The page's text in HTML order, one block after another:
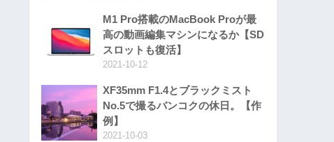
M1 Pro搭載のMacBook Proが最
高の動画編集マシンになるか【SD
スロットも復活】
2021-10-12
XF35mm F1.4とブラックミスト
No.5で撮るバンコクの休日。【作
例】
2021-10-03